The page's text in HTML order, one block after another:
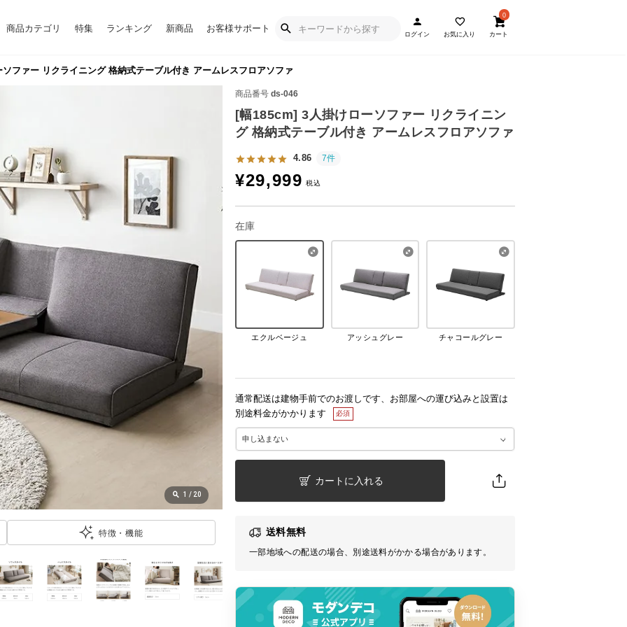
商品カテゴリ 特集 ランキング 新商品 お客様サポート
ログイン お気に入り
0
カート
ファー リクライニング 格納式テーブル付き アームレスフロアソファ
商品番号 ds-046
[幅185cm] 3人掛けローソファー リクライニン
グ 格納式テーブル付き アームレスフロアソファ
4.86 7件
¥29,999
在庫
エクルベージュ アッシュグレー チャコールグレー
通常配送は建物手前でのお渡しです、お部屋への運び込みと設置は
別途料金がかかります
カートに入れる
送料無料
一部地域への配送の場合、別途送料がかかる場合があります。
1 / 20
特徴・機能